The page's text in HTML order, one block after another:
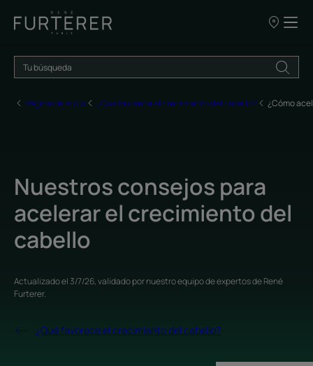
NUESTROS
VENTA
Página de inicio ¿Qué favorece el crecimiento del cabello? ¿Cómo
Nuestros consejos para
acelerar el crecimiento del
cabello
Actualizado el3/7/26, validado pornuestro equipo de expertos de René
Furterer.
¿Qué favorece el crecimiento del cabello?